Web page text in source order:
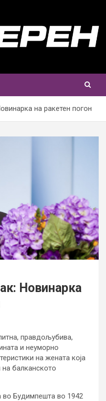
на ракетен погон
Новинарка
правдољубива,
и неуморно
на жената која
балканското
Будимпешта во 1942